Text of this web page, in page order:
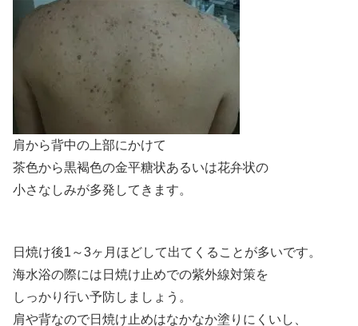
肩から背中の上部にかけて
茶色から黒褐色の金平糖状あるいは花弁状の
小さなしみが多発してきます。
日焼け後1～3ヶ月ほどして出てくることが多いです。
海水浴の際には日焼け止めでの紫外線対策を
しっかり行い予防しましょう。
肩や背なので日焼け止めはなかなか塗りにくいし、